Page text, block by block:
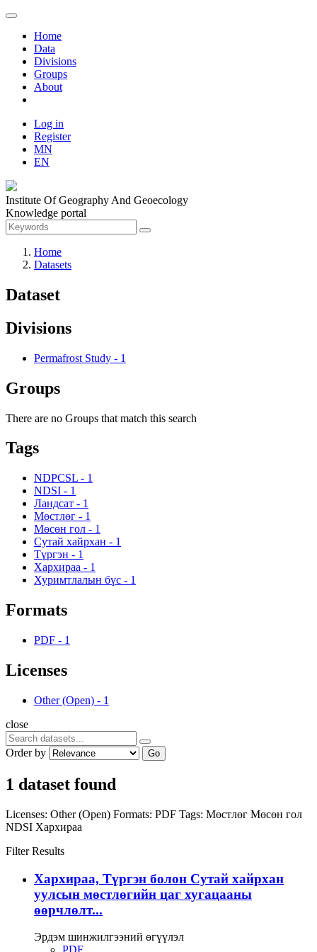
Home
Data
Divisions
Groups
About
Log in
Register
MN
EN
Institute Of Geography And Geoecology
Knowledge portal
Home
Datasets
Dataset
Divisions
Permafrost Study - 1
Groups
There are no Groups that match this search
Tags
NDPCSL - 1
NDSI - 1
Ландсат - 1
Мөстлөг - 1
Мөсөн гол - 1
Сутай хайрхан - 1
Түргэн - 1
Хархираа - 1
Хуримтлалын бүс - 1
Formats
PDF - 1
Licenses
Other (Open) - 1
close
Order by Go
1 dataset found
Licenses: Other (Open) Formats: PDF Tags: Мөстлөг Мөсөн гол
NDSI Хархираа
Filter Results
Хархираа, Түргэн болон Сутай хайрхан
уулсын мөстлөгийн цаг хугацааны
өөрчлөлт...
Эрдэм шинжилгээний өгүүлэл